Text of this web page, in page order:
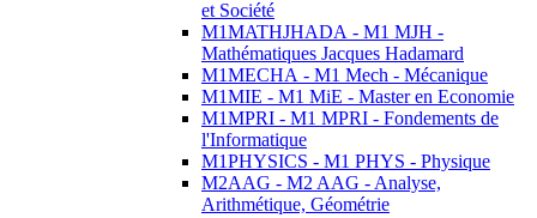
et Société
M1MATHJHADA - M1 MJH -
Mathématiques Jacques Hadamard
M1MECHA - M1 Mech - Mécanique
M1MIE - M1 MiE - Master en Economie
M1MPRI - M1 MPRI - Fondements de
l'Informatique
M1PHYSICS - M1 PHYS - Physique
M2AAG - M2 AAG - Analyse,
Arithmétique, Géométrie